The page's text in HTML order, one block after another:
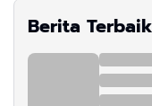
Berita Terbaik